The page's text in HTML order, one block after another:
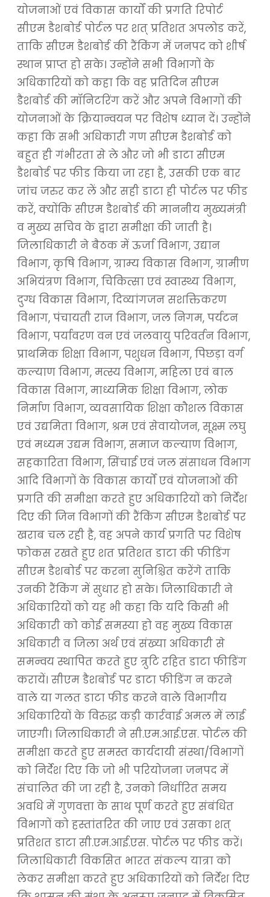
योजनाओं एवं विकास कार्यों की प्रगति रिपोर्ट
सीएम डैशबोर्ड पोर्टल पर शत् प्रतिशत अपलोड करें,
ताकि सीएम डैशबोर्ड की रैंकिंग में जनपद को शीर्ष
स्थान प्राप्त हो सके। उन्होंने सभी विभागों के
अधिकारियों को कहा कि वह प्रतिदिन सीएम
डैशबोर्ड की मॉनिटरिंग करें और अपने विभागों की
योजनाओं के क्रियान्वयन पर विशेष ध्यान दें। उन्होंने
कहा कि सभी अधिकारी गण सीएम डैशबोर्ड को
बहुत ही गंभीरता से ले और जो भी डाटा सीएम
डैशबोर्ड पर फीड किया जा रहा है, उसकी एक बार
जांच जरुर कर लें और सही डाटा ही पोर्टल पर फीड
करें, क्योंकि सीएम डैशबोर्ड की माननीय मुख्यमंत्री
व मुख्य सचिव के द्वारा समीक्षा की जाती है।
जिलाधिकारी ने बैठक में ऊर्जा विभाग, उद्यान
विभाग, कृषि विभाग, ग्राम्य विकास विभाग, ग्रामीण
अभियंत्रण विभाग, चिकित्सा एवं स्वास्थ्य विभाग,
दुग्ध विकास विभाग, दिव्यांगजन सशक्तिकरण
विभाग, पंचायती राज विभाग, जल निगम, पर्यटन
विभाग, पर्यावरण वन एवं जलवायु परिवर्तन विभाग,
प्राथमिक शिक्षा विभाग, पशुधन विभाग, पिछड़ा वर्ग
कल्याण विभाग, मत्स्य विभाग, महिला एवं बाल
विकास विभाग, माध्यमिक शिक्षा विभाग, लोक
निर्माण विभाग, व्यवसायिक शिक्षा कौशल विकास
एवं उद्यमिता विभाग, श्रम एवं सेवायोजन, सूक्ष्म लघु
एवं मध्यम उद्यम विभाग, समाज कल्याण विभाग,
सहकारिता विभाग, सिंचाई एवं जल संसाधन विभाग
आदि विभागों के विकास कार्यों एवं योजनाओं की
प्रगति की समीक्षा करते हुए अधिकारियों को निर्देश
दिए की जिन विभागों की रैंकिंग सीएम डैशबोर्ड पर
खराब चल रही है, वह अपने कार्य प्रगति पर विशेष
फोकस रखते हुए शत प्रतिशत डाटा की फीडिंग
सीएम डैशबोर्ड पर करना सुनिश्चित करेंगे ताकि
उनकी रैंकिंग में सुधार हो सके। जिलाधिकारी ने
अधिकारियों को यह भी कहा कि यदि किसी भी
अधिकारी को कोई समस्या हो वह मुख्य विकास
अधिकारी व जिला अर्थ एवं संख्या अधिकारी से
समन्वय स्थापित करते हुए त्रुटि रहित डाटा फीडिंग
करायें। सीएम डैशबोर्ड पर डाटा फीडिंग न करने
वाले या गलत डाटा फीड करने वाले विभागीय
अधिकारियों के विरुद्ध कड़ी कार्रवाई अमल में लाई
जाएगी। जिलाधिकारी ने सी.एम.आई.एस. पोर्टल की
समीक्षा करते हुए समस्त कार्यदायी संस्था/विभागों
को निर्देश दिए कि जो भी परियोजना जनपद में
संचालित की जा रही है, उनको निर्धारित समय
अवधि में गुणवत्ता के साथ पूर्ण करते हुए संबंधित
विभागों को हस्तांतरित की जाए एवं उसका शत्
प्रतिशत डाटा सी.एम.आई.एस. पोर्टल पर फीड करें।
जिलाधिकारी विकसित भारत संकल्प यात्रा को
लेकर समीक्षा करते हुए अधिकारियों को निर्देश दिए